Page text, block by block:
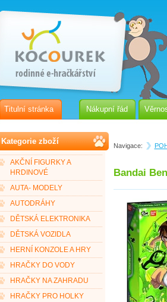
Titulní stránka Nákupní řád
Kategorie zboží
AKČNÍ FIGURKY A
HRDINOVÉ
AUTA- MODELY
AUTODRÁHY
DĚTSKÁ ELEKTRONIKA
DĚTSKÁ VOZIDLA
HERNÍ KONZOLE A HRY
HRAČKY DO VODY
HRAČKY NA ZAHRADU
HRAČKY PRO HOLKY
Navigace:
Bandai